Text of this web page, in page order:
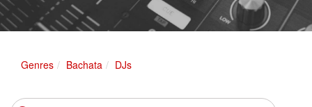
Genres Bachata DJs